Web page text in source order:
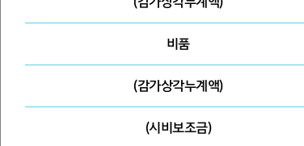
비품
(감가상각누계액)
(시비보조금)